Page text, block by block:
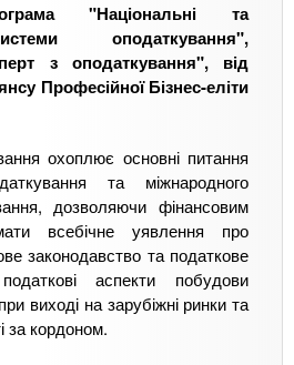
"Національні та
оподаткування",
з оподаткування", від
Професійної Бізнес-еліти
охоплює основні питання
та міжнародного
дозволяючи фінансовим
всебічне уявлення про
законодавство та податкове
аспекти побудови
виході на зарубіжні ринки та
за кордоном.